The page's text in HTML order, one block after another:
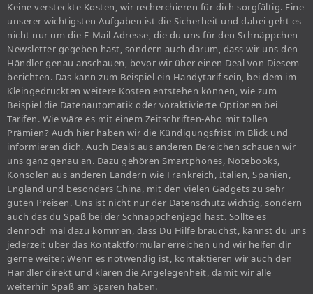
Keine versteckte Kosten, wir recherchieren für dich sorgfältig. Eine
unserer wichtigsten Aufgaben ist die Sicherheit und dabei geht es
nicht nur um die E-Mail Adresse, die du uns für den Schnäppchen-
Newsletter gegeben hast, sondern auch darum, dass wir uns den
Händler genau anschauen, bevor wir über einen Deal von Diesem
berichten. Das kann zum Beispiel ein Handytarif sein, bei dem im
Kleingedruckten weitere Kosten entstehen können, wie zum
Beispiel die Datenautomatik oder voraktivierte Optionen bei
Tarifen. Wie wäre es mit einem Zeitschriften-Abo mit tollen
Prämien? Auch hier haben wir die Kündigungsfrist im Blick und
informieren dich. Auch Deals aus anderen Bereichen schauen wir
uns ganz genau an. Dazu gehören Smartphones, Notebooks,
Konsolen aus anderen Ländern wie Frankreich, Italien, Spanien,
England und besonders China, mit den vielen Gadgets zu sehr
guten Preisen. Uns ist nicht nur der Datenschutz wichtig, sondern
auch das du Spaß bei der Schnäppchenjagd hast. Sollte es
dennoch mal dazu kommen, dass Du Hilfe brauchst, kannst du uns
jederzeit über das Kontaktformular erreichen und wir helfen dir
gerne weiter. Wenn es notwendig ist, kontaktieren wir auch den
Händler direkt und klären die Angelegenheit, damit wir alle
weiterhin Spaß am Sparen haben.